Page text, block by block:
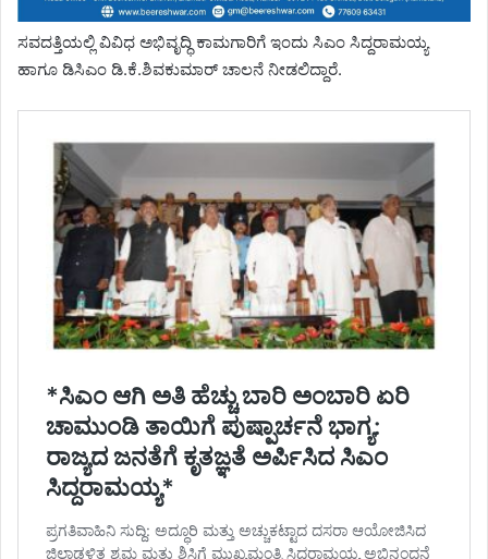
ಸವದತ್ತಿಯಲ್ಲಿ ವಿವಿಧ ಅಭಿವೃದ್ಧಿ ಕಾಮಗಾರಿಗೆ ಇಂದು ಸಿಎಂ ಸಿದ್ದರಾಮಯ್ಯ
ಹಾಗೂ ಡಿಸಿಎಂ ಡಿ.ಕೆ.ಶಿವಕುಮಾರ್ ಚಾಲನೆ ನೀಡಲಿದ್ದಾರೆ.